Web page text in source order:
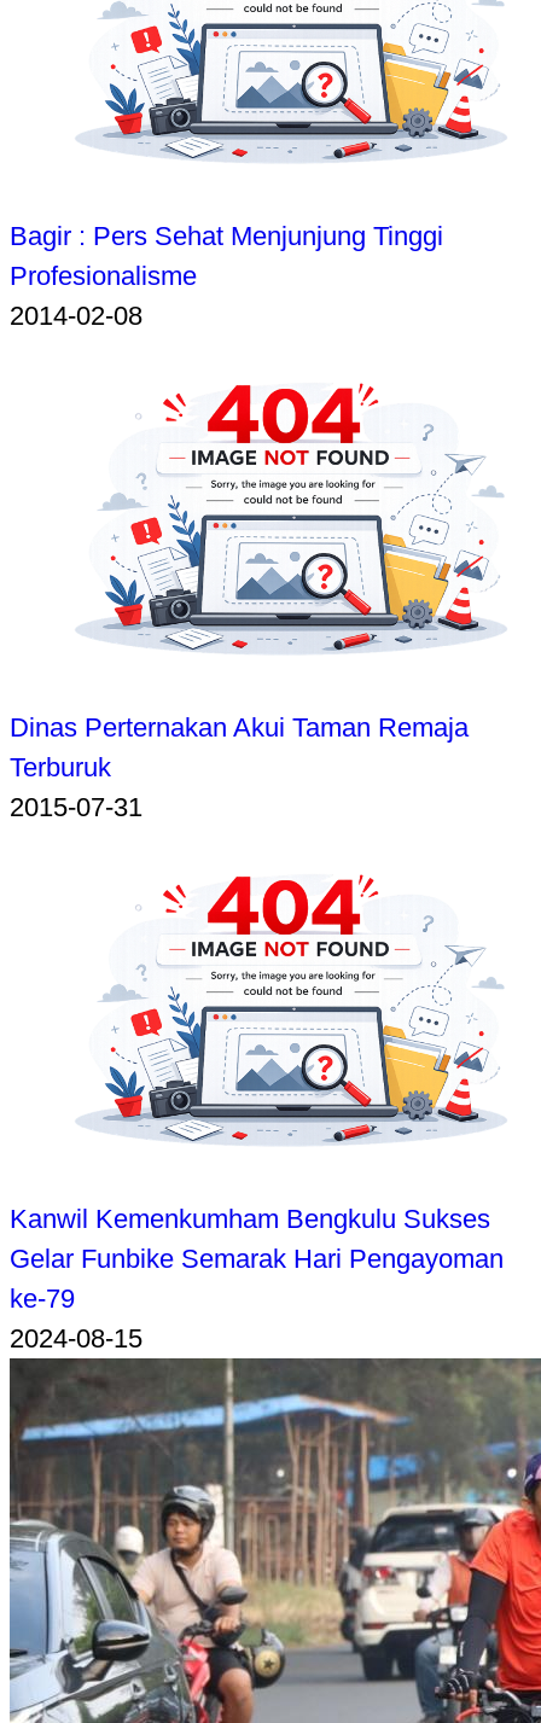
Bagir : Pers Sehat Menjunjung Tinggi
Profesionalisme
2014-02-08
Dinas Perternakan Akui Taman Remaja
Terburuk
2015-07-31
Kanwil Kemenkumham Bengkulu Sukses
Gelar Funbike Semarak Hari Pengayoman
ke-79
2024-08-15